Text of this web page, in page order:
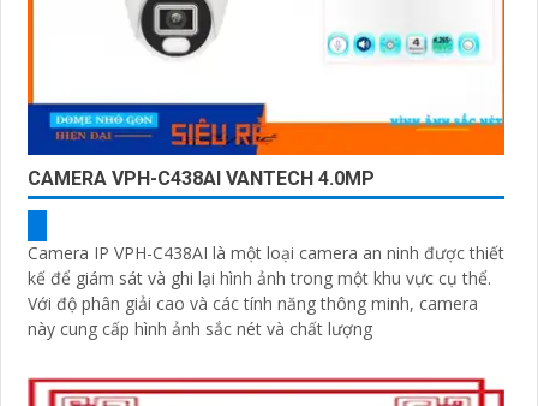
CAMERA VPH-C438AI VANTECH 4.0MP
Camera IP VPH-C438AI là một loại camera an ninh được thiết
kế để giám sát và ghi lại hình ảnh trong một khu vực cụ thể.
Với độ phân giải cao và các tính năng thông minh, camera
này cung cấp hình ảnh sắc nét và chất lượng